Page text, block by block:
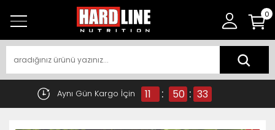
0
Aynı Gün Kargo İçin 11 : 50 : 32